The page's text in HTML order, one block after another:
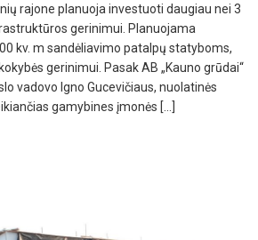
rajone planuoja investuoti daugiau nei 3
gerinimui. Planuojama
kv. m sandėliavimo patalpų statyboms,
gerinimui. Pasak AB „Kauno grūdai“
vadovo Igno Gucevičiaus, nuolatinės
gamybines įmonės […]